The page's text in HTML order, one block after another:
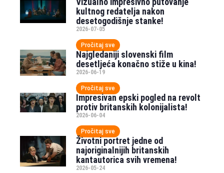
kultnog redatelja nakon
desetogodišnje stanke!
2026-07-05
Pročitaj sve
Najgledaniji slovenski film
desetljeća konačno stiže u kina!
2026-06-19
Pročitaj sve
Impresivan epski pogled na revolt
protiv britanskih kolonijalista!
2026-06-04
Pročitaj sve
Životni portret jedne od
najoriginalnijih britanskih
kantautorica svih vremena!
2026-05-24